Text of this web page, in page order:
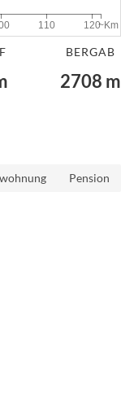
110 120~Km
BERGAB
2708 m
Pension